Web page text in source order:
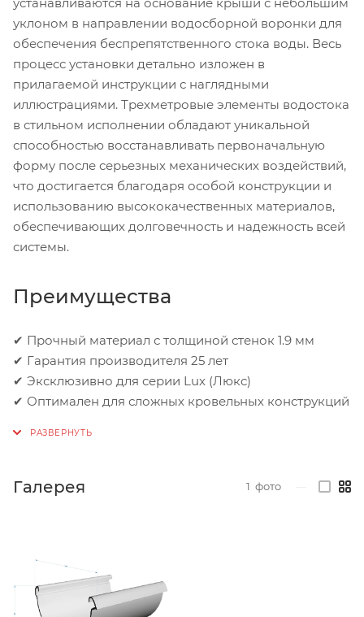
уклоном в направлении водосборной воронки для
обеспечения беспрепятственного стока воды. Весь
процесс установки детально изложен в
прилагаемой инструкции с наглядными
иллюстрациями. Трехметровые элементы водостока
в стильном исполнении обладают уникальной
способностью восстанавливать первоначальную
форму после серьезных механических воздействий,
что достигается благодаря особой конструкции и
использованию высококачественных материалов,
обеспечивающих долговечность и надежность всей
системы.
Преимущества
✔ Прочный материал с толщиной стенок 1.9 мм
✔ Гарантия производителя 25 лет
✔ Эксклюзивно для серии Lux (Люкс)
✔ Оптимален для сложных кровельных конструкций
Галерея 1 фото